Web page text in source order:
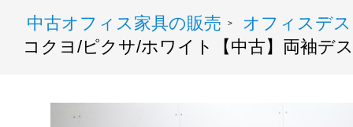
中古オフィス家具の販売 >
オフィスデ
コクヨ/ピクサ/ホワイト【中古】両袖デ